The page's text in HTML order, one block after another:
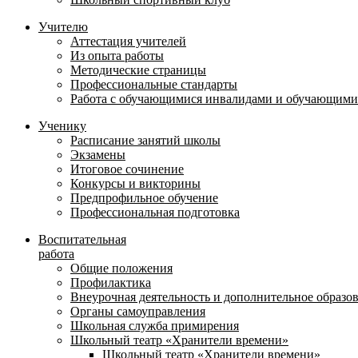
Учителю
Аттестация учителей
Из опыта работы
Методические страницы
Профессиональные стандарты
Работа с обучающимися инвалидами и
Ученику
Расписание занятий школы
Экзамены
Итоговое сочинение
Конкурсы и викторины
Предпрофильное обучение
Профессиональная подготовка
Воспитательная
работа
Общие положения
Профилактика
Внеурочная деятельность и дополнительное
Органы самоуправления
Школьная служба примирения
Школьный театр «Хранители времени»
Школьный театр «Хранители времени»